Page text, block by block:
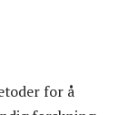
for å